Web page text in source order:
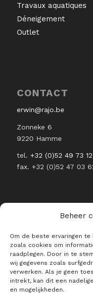
Beheer
Om de beste ervaringen
zoals cookies om
raadplegen. Door in te
wij gegevens zoals
verwerken. Als je geen
intrekt, kan dit een
en mogelijkheden.
Travaux aquatiques
Déneigement
Outlet
CONTACT
erwin@rajo.be
Zonneke 6
9220 Hamme
tel. +32 (0)52 49 73 12
fax. +32 (0)52 47 03
RESTEZ
DE RAJO
E-mail *